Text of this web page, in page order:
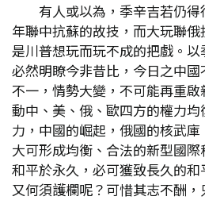
有人或以為，季辛吉若仍
年聯中抗蘇的故技，而大玩聯
是川普想玩而玩不成的把戲。以
必然明瞭今非昔比，今日之中
不一，情勢大變，不可能再重
動中、美、俄、歐四方的權力
力，中國的崛起，俄國的核武庫
大可形成均衡、合法的新型國
和平於永久，必可獲致長久的
又何須護欄呢？可惜其志不酬，